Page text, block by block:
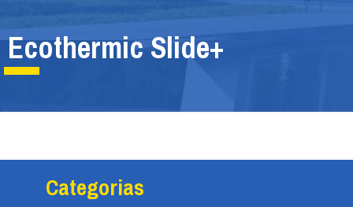
Ecothermic Slide+
Categorias